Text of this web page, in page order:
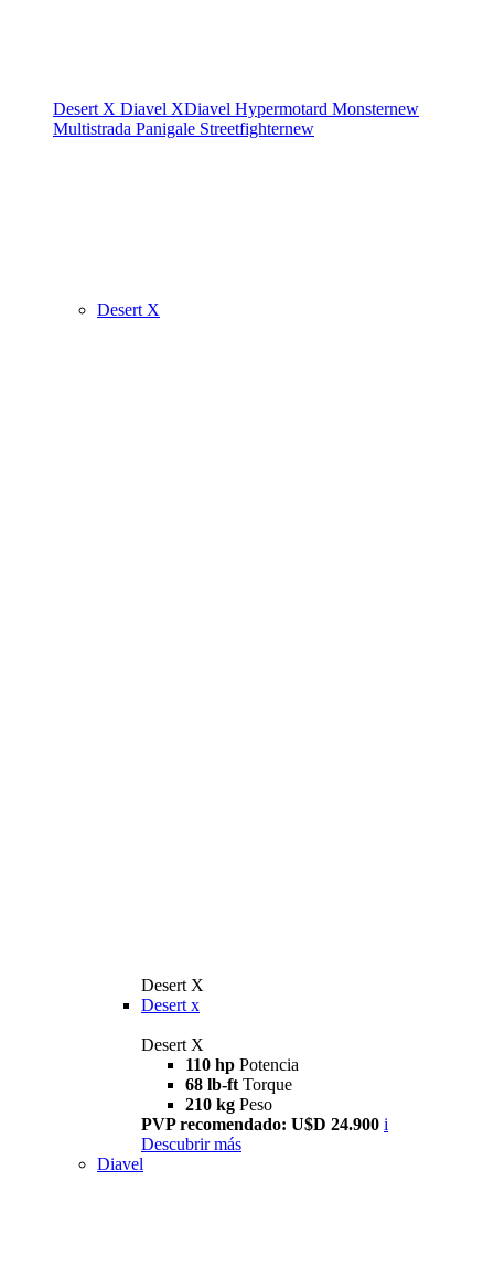
Desert X Diavel XDiavel Hypermotard Monsternew
Multistrada Panigale Streetfighternew
Desert X
Desert X
Desert x
Desert X
110 hp Potencia
68 lb-ft Torque
210 kg Peso
PVP recomendado: U$D 24.900 i
Descubrir más
Diavel